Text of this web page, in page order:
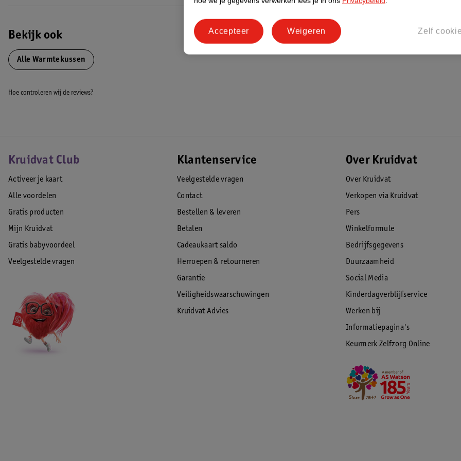
Drie temperatuurinstellingen voor persoonlijk comfort
Wasbare hoes voor hygiënisch en duurzaam gebruik
EAN code:8711658520513
Bekijk ook
Alle Warmtekussen
Hoe controleren wij de reviews?
Kruidvat Club
Activeer je kaart
Alle voordelen
Gratis producten
Mijn Kruidvat
Gratis babyvoordeel
Veelgestelde vragen
Klantenservice
Veelgestelde vragen
Contact
Bestellen & leveren
Betalen
Cadeaukaart saldo
Herroepen & retourneren
Garantie
Veiligheidswaarschuwingen
Kruidvat Advies
Over Kruidvat
Over Kruidvat
Verkopen via Kruidvat
Pers
Winkelformule
Bedrijfsgegevens
Duurzaamheid
Social Media
Kinderdagverblijfservice
Werken bij
Informatiepagina's
Keurmerk Zelfzorg Online
Zelf
Weigeren
Accepteer